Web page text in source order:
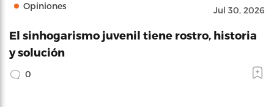
Opiniones Jul 30, 2026
El sinhogarismo juvenil tiene rostro, historia
y solución
0